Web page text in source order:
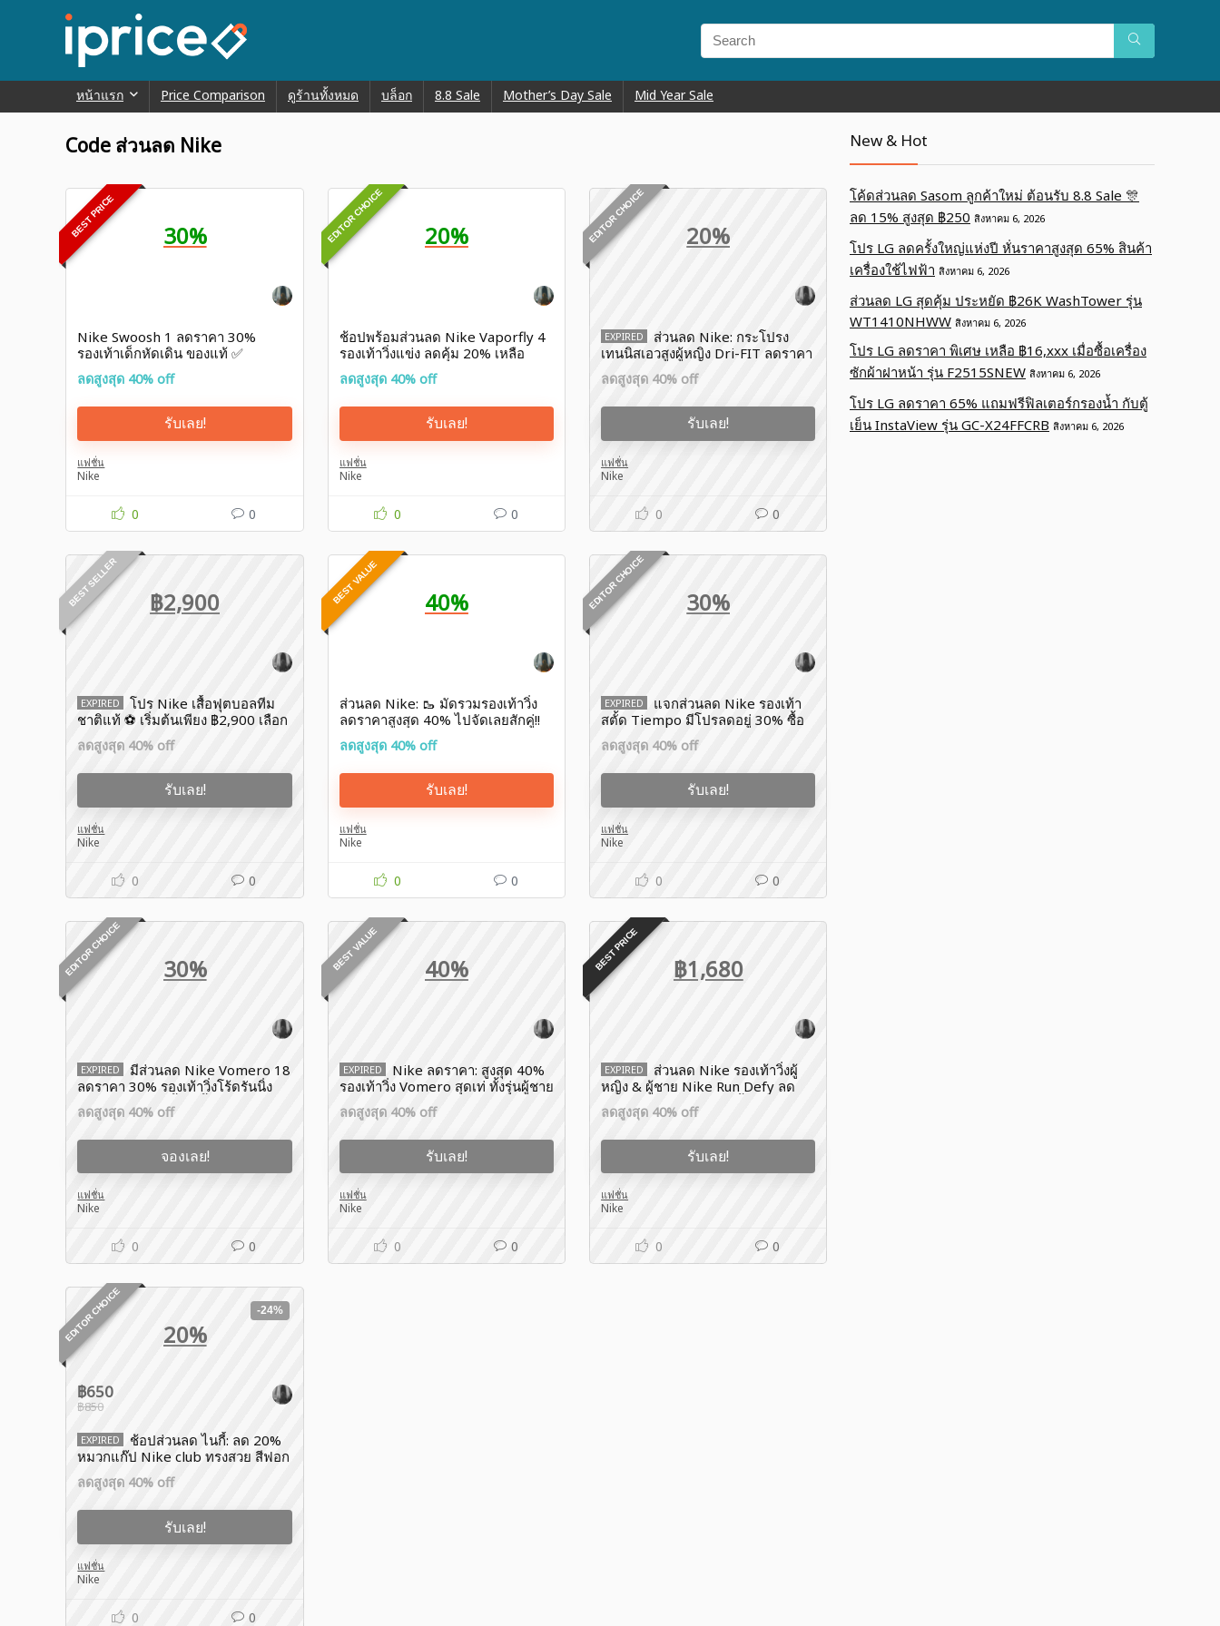
หน้าแรก Price Comparison ดูร้านทั้งหมด บล็อก 8.8 Sale Mother’s Day Sale Mid Year Sale
Code ส่วนลด Nike
BEST PRICE 30%
Nike Swoosh 1 ลดราคา 30%
รองเท้าเด็กหัดเดิน ของแท้ ✅
ลดสูงสุด 40% off
รับเลย!
แฟชั่น
Nike
0 0
EDITOR CHOICE 20%
ช้อปพร้อมส่วนลด Nike Vaporfly 4
รองเท้าวิ่งแข่ง ลดคุ้ม 20% เหลือ
ลดสูงสุด 40% off
รับเลย!
แฟชั่น
Nike
0 0
EDITOR CHOICE 20%
EXPIRED
ส่วนลด Nike: กระโปรง
เทนนิสเอวสูงผู้หญิง Dri-FIT ลดราคา
อยู่ 20% ช้อปเลย!
ลดสูงสุด 40% off
รับเลย!
แฟชั่น
Nike
0 0
BEST SELLER ฿2,900
EXPIRED
โปร Nike เสื้อฟุตบอลทีม
ชาติแท้ ⚽️ เริ่มต้นเพียง ฿2,900 เลือก
เชียร์ทีมโปรดได้เลย
ลดสูงสุด 40% off
รับเลย!
แฟชั่น
Nike
0 0
BEST VALUE 40%
ส่วนลด Nike: 🥾 มัดรวมรองเท้าวิ่ง
ลดราคาสูงสุด 40% ไปจัดเลยสักคู่!!
ลดสูงสุด 40% off
รับเลย!
แฟชั่น
Nike
0 0
EDITOR CHOICE 30%
EXPIRED
แจกส่วนลด Nike รองเท้า
สตั้ด Tiempo มีโปรลดอยู่ 30% ซื้อ
ออนไลน์คุ้มกว่า!
ลดสูงสุด 40% off
รับเลย!
แฟชั่น
Nike
0 0
EDITOR CHOICE 30%
EXPIRED
มีส่วนลด Nike Vomero 18
ลดราคา 30% รองเท้าวิ่งโร้ดรันนิ่ง
ผู้ชาย โปรเดือนนี้เท่านั้น
ลดสูงสุด 40% off
จองเลย!
แฟชั่น
Nike
0 0
BEST VALUE 40%
EXPIRED
Nike ลดราคา: สูงสุด 40%
รองเท้าวิ่ง Vomero สุดเท่ ทั้งรุ่นผู้ชาย
& ผู้หญิง จัดเต็มสุดๆ
ลดสูงสุด 40% off
รับเลย!
แฟชั่น
Nike
0 0
BEST PRICE ฿1,680
EXPIRED
ส่วนลด Nike รองเท้าวิ่งผู้
หญิง & ผู้ชาย Nike Run Defy ลด
ราคาเหลือ ฿1,680 เท่านั้น
ลดสูงสุด 40% off
รับเลย!
แฟชั่น
Nike
0 0
EDITOR CHOICE -24%
20%
฿650
฿850
EXPIRED
ช้อปส่วนลด ไนกี้: ลด 20%
หมวกแก๊ป Nike club ทรงสวย สีฟอก
ลดสูงสุด 40% off
รับเลย!
แฟชั่น
Nike
0 0
New & Hot
โค้ดส่วนลด Sasom ลูกค้าใหม่ ต้อนรับ 8.8 Sale 🎊
ลด 15% สูงสุด ฿250 สิงหาคม 6, 2026
โปร LG ลดครั้งใหญ่แห่งปี หั่นราคาสูงสุด 65% สินค้า
เครื่องใช้ไฟฟ้า สิงหาคม 6, 2026
ส่วนลด LG สุดคุ้ม ประหยัด ฿26K WashTower รุ่น
WT1410NHWW สิงหาคม 6, 2026
โปร LG ลดราคา พิเศษ เหลือ ฿16,xxx เมื่อซื้อเครื่อง
ซักผ้าฝาหน้า รุ่น F2515SNEW สิงหาคม 6, 2026
โปร LG ลดราคา 65% แถมฟรีฟิลเตอร์กรองน้ำ กับตู้
เย็น InstaView รุ่น GC-X24FFCRB สิงหาคม 6, 2026